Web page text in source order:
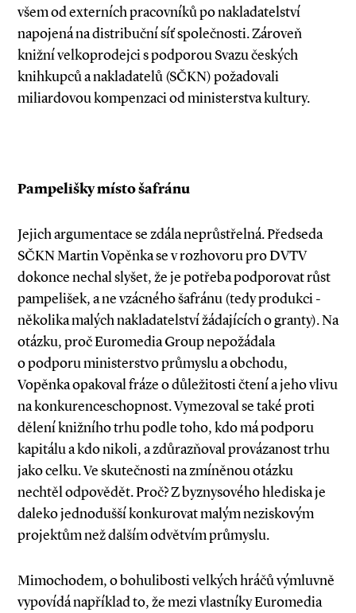
všem od externích pracovníků po nakladatelství
napojená na distribuční síť společnosti. Zároveň
knižní velkoprodejci s podporou Svazu českých
knihkupců a nakladatelů (SČKN) požadovali
miliardovou kompenzaci od ministerstva kultury.
Pampelišky místo šafránu
Jejich argumentace se zdála neprůstřelná. Předseda
SČKN Martin Vopěnka se v rozhovoru pro DVTV
dokonce nechal slyšet, že je potřeba podporovat růst
pampelišek, a ne vzácného šafránu (tedy produkci ­
několika malých nakladatelství žádajících o granty). Na
otázku, proč Euromedia Group nepožádala
o podporu ministerstvo průmyslu a obchodu,
Vopěnka opakoval fráze o důležitosti čtení a jeho vlivu
na konkurenceschopnost. Vymezoval se také proti
dělení knižního trhu podle toho, kdo má podporu
kapitálu a kdo nikoli, a zdůrazňoval provázanost trhu
jako celku. Ve skutečnosti na zmíněnou otázku
nechtěl odpovědět. Proč? Z byznysového ­hlediska je
daleko jednodušší konkurovat malým neziskovým
projektům než dalším odvětvím průmyslu.
Mimochodem, o bohulibosti velkých hráčů výmluvně
vypovídá například to, že mezi vlastníky Euromedia